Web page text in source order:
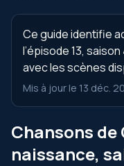
Ce guide identifie
l’épisode 13,
avec les scènes
Mis à jour le 13 déc.
Chansons de
naissance,